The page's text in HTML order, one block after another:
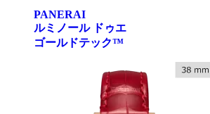
PANERAI
ルミノール ドゥエ
ゴールドテック™